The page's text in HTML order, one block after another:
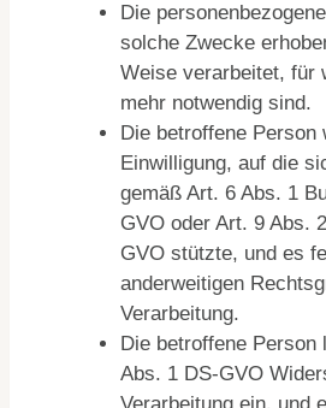
Die
solche Zwecke
Weise verarbeitet, für
mehr notwendig sind.
Die betroffene Person
Einwilligung, auf die
gemäß Art. 6 Abs. 1
GVO oder Art. 9 Abs.
GVO stützte, und es
anderweitigen
Verarbeitung.
Die betroffene Person
Abs. 1 DS-GVO